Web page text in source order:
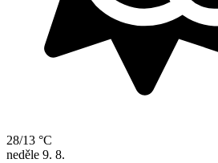
28/13 °C
neděle 9. 8.